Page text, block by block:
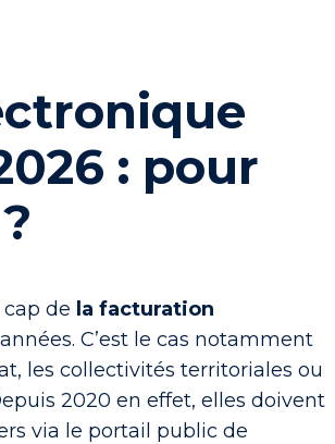
: pour
de la facturation
C’est le cas notamment
les collectivités territoriales ou
2020 en effet, elles doivent
via le portail public de